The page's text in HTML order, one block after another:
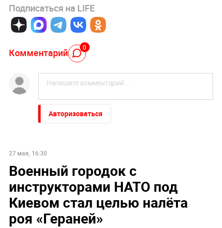
Подписаться на LIFE
Комментарий 0
Авторизоваться
27 мая, 16:30
Военный городок с
инструкторами НАТО под
Киевом стал целью налёта
роя «Гераней»